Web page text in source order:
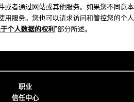
或者通过网站或其他服务。如果您不同意本
用服务。您也可以请求访问和管控您的个人
个人数据的权利 ”部分所述。
职业
信任中心